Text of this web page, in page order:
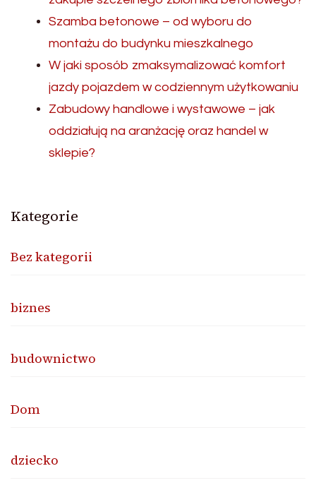
Szamba betonowe – od wyboru do
montażu do budynku mieszkalnego
W jaki sposób zmaksymalizować komfort
jazdy pojazdem w codziennym użytkowaniu
Zabudowy handlowe i wystawowe – jak
oddziałują na aranżację oraz handel w
sklepie?
Kategorie
Bez kategorii
biznes
budownictwo
Dom
dziecko